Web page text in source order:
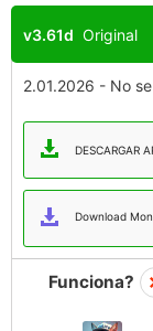
v3.61d Original
2.01.2026 - No
DESCARGAR
Download
Funciona?